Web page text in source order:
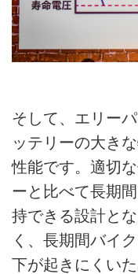
そして、エリー
ッテリーの大き
性能です。適切
ーと比べて長期
持できる設計と
く、長期間バイ
下が起きにくい